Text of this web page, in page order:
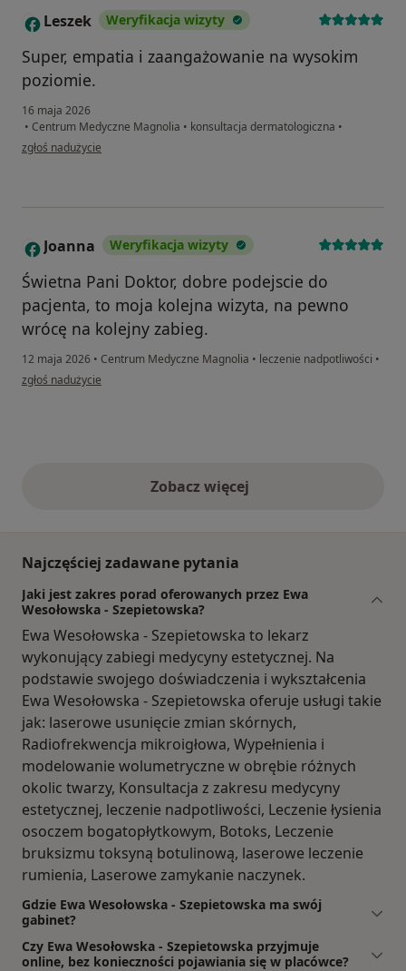
L Leszek Weryfikacja wizyty
Super, empatia i zaangażowanie na wysokim
poziomie.
16 maja 2026
• Centrum Medyczne Magnolia • konsultacja dermatologiczna •
w opinii użytkownika Leszek
zgłoś nadużycie
J Joanna Weryfikacja wizyty
Świetna Pani Doktor, dobre podejscie do
pacjenta, to moja kolejna wizyta, na pewno
wrócę na kolejny zabieg.
12 maja 2026 • Centrum Medyczne Magnolia • leczenie nadpotliwości •
w opinii użytkownika Joanna
zgłoś nadużycie
Zobacz więcejopinie powyżej
Najczęściej zadawane pytania
Jaki jest zakres porad oferowanych przez Ewa
Wesołowska - Szepietowska?
Ewa Wesołowska - Szepietowska to lekarz
wykonujący zabiegi medycyny estetycznej. Na
podstawie swojego doświadczenia i wykształcenia
Ewa Wesołowska - Szepietowska oferuje usługi takie
jak: laserowe usunięcie zmian skórnych,
Radiofrekwencja mikroigłowa, Wypełnienia i
modelowanie wolumetryczne w obrębie różnych
okolic twarzy, Konsultacja z zakresu medycyny
estetycznej, leczenie nadpotliwości, Leczenie łysienia
osoczem bogatopłytkowym, Botoks, Leczenie
bruksizmu toksyną botulinową, laserowe leczenie
rumienia, Laserowe zamykanie naczynek.
Gdzie Ewa Wesołowska - Szepietowska ma swój
gabinet?
Czy Ewa Wesołowska - Szepietowska przyjmuje
online, bez konieczności pojawiania się w placówce?